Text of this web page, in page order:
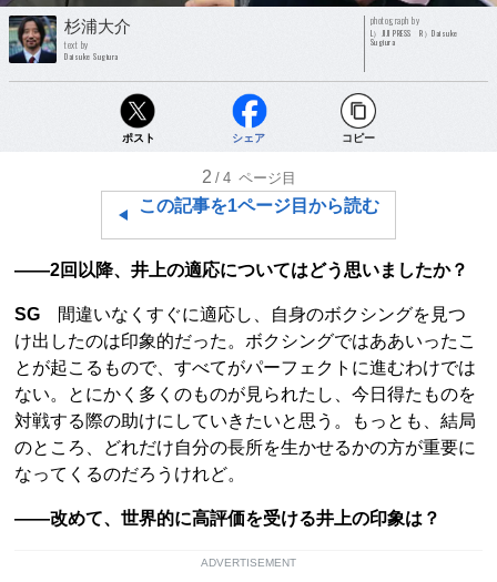
杉浦大介
text by
Daisuke Sugiura
photograph by
L）JIJI PRESS R）Daisuke
Sugiura
ポスト シェア コピー
2 /4 ページ目
この記事を1ページ目から読む
――2回以降、井上の適応についてはどう思いましたか？
SG
間違いなくすぐに適応し、自身のボクシングを見つ
け出したのは印象的だった。ボクシングではああいったこ
とが起こるもので、すべてがパーフェクトに進むわけでは
ない。とにかく多くのものが見られたし、今日得たものを
対戦する際の助けにしていきたいと思う。もっとも、結局
のところ、どれだけ自分の長所を生かせるかの方が重要に
なってくるのだろうけれど。
――改めて、世界的に高評価を受ける井上の印象は？
ADVERTISEMENT